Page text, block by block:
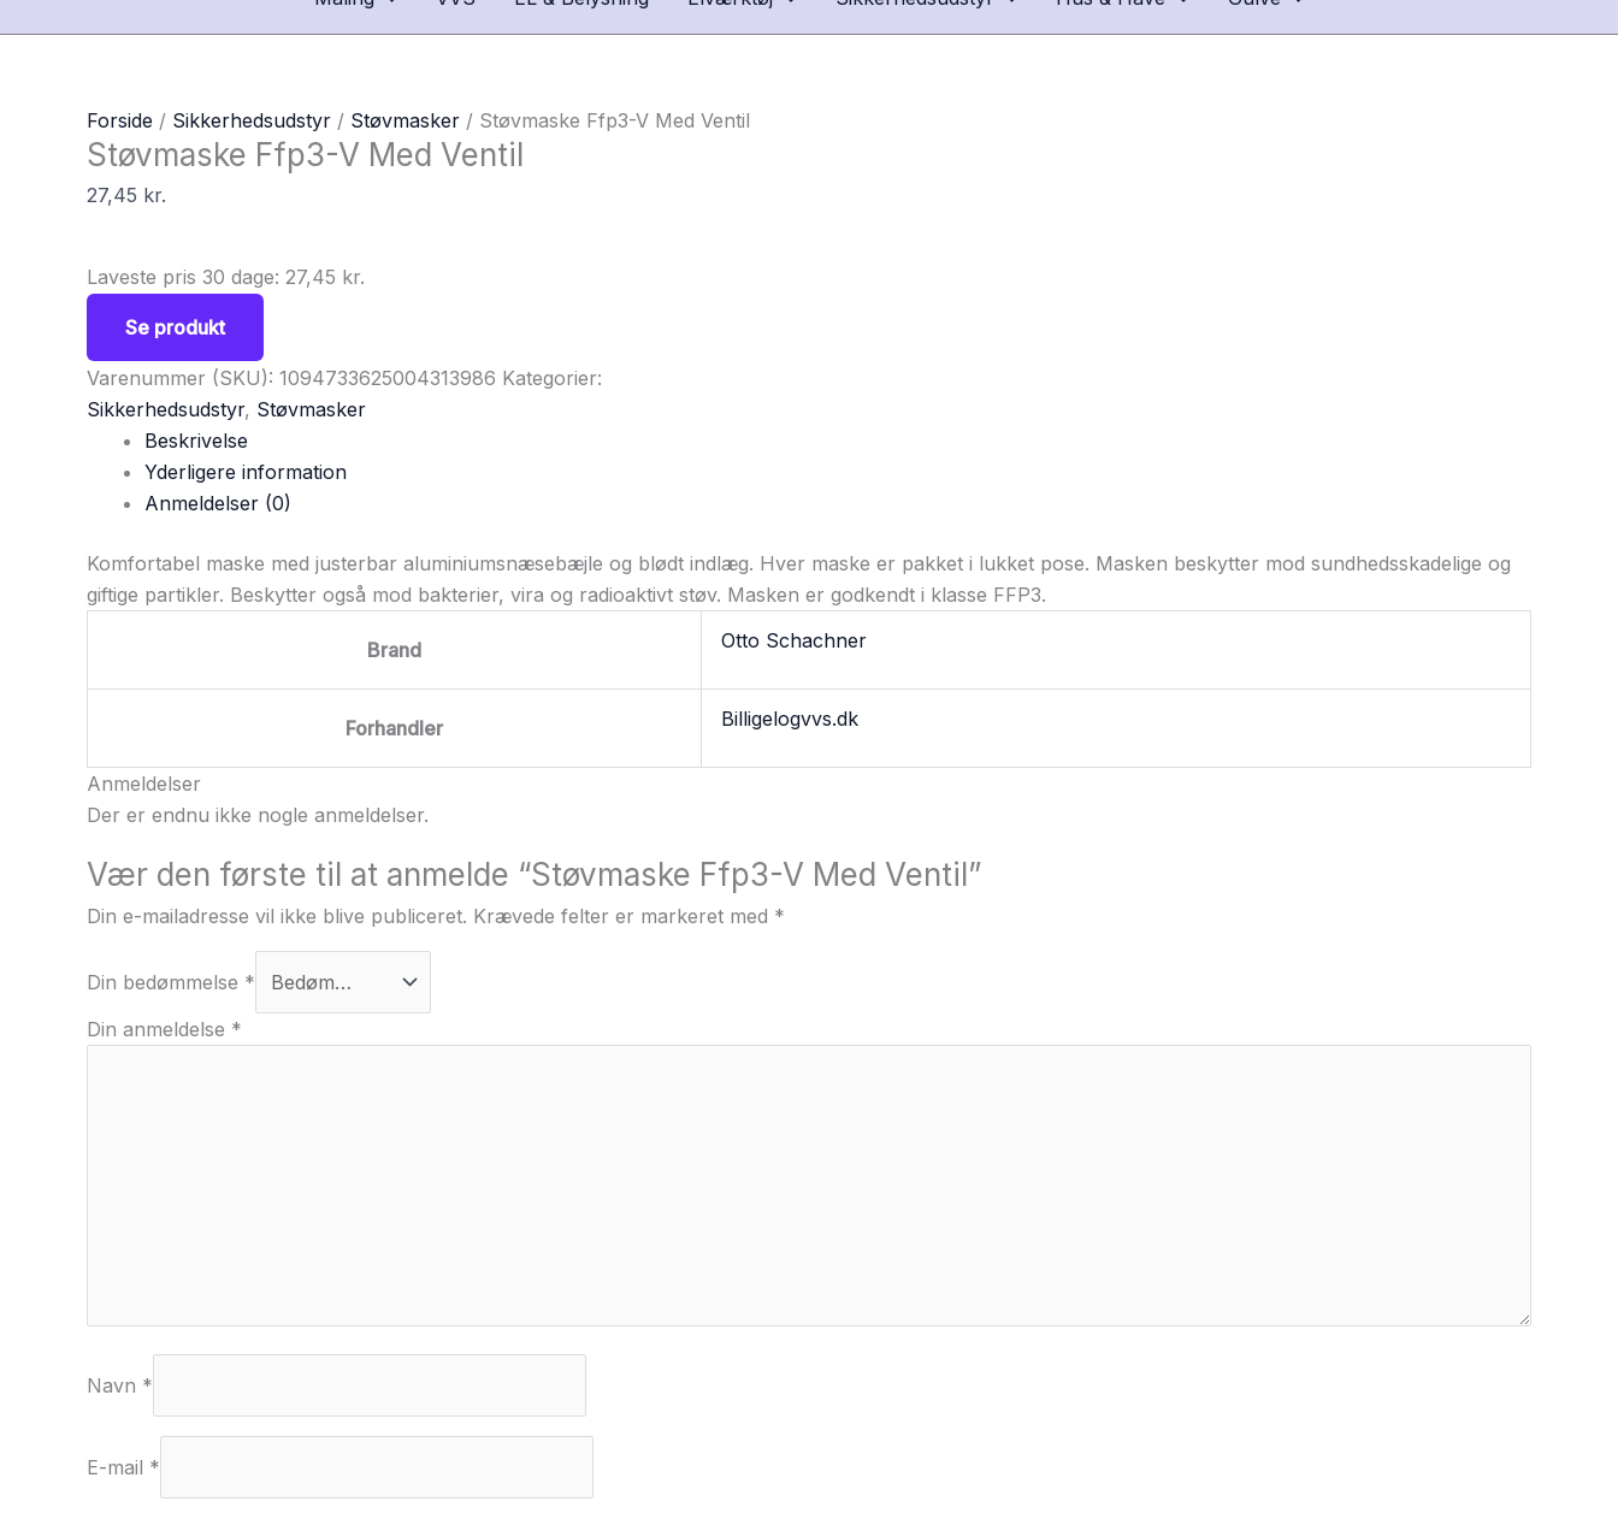
Forside / Sikkerhedsudstyr / Støvmasker / Støvmaske Ffp3-V Med Ventil
Støvmaske Ffp3-V Med Ventil
27,45 kr.
Laveste pris 30 dage: 27,45 kr.
Se produkt
Varenummer (SKU): 1094733625004313986 Kategorier:
Sikkerhedsudstyr, Støvmasker
Beskrivelse
Yderligere information
Anmeldelser (0)
Komfortabel maske med justerbar aluminiumsnæsebæjle og blødt indlæg. Hver maske er pakket i lukket pose. Masken beskytter mod sundhedsskadelige og
giftige partikler. Beskytter også mod bakterier, vira og radioaktivt støv. Masken er godkendt i klasse FFP3.
Brand Otto Schachner
Forhandler Billigelogvvs.dk
Anmeldelser
Der er endnu ikke nogle anmeldelser.
Vær den første til at anmelde “Støvmaske Ffp3-V Med Ventil”
Din e-mailadresse vil ikke blive publiceret. Krævede felter er markeret med *
Din bedømmelse *
Din anmeldelse *
Navn *
E-mail *